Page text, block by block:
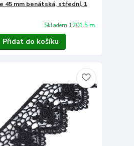
45 mm benátská, střední, 1
Skladem 1201.5 m
Přidat do košíku